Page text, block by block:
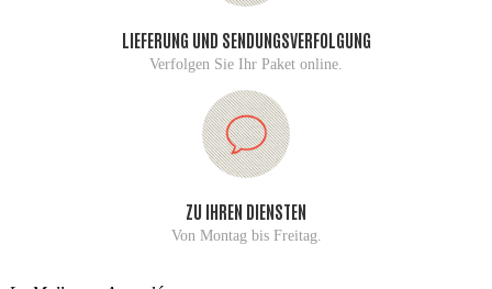
LIEFERUNG UND SENDUNGSVERFOLGUNG
Verfolgen Sie Ihr Paket online.
ZU IHREN DIENSTEN
Von Montag bis Freitag.